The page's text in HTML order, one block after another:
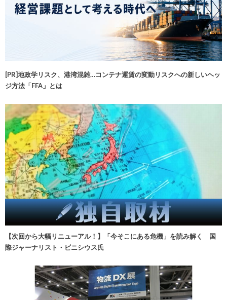
[PR]地政学リスク、港湾混雑…コンテナ運賃の変動リスクへの新しいヘッ
ジ方法「FFA」とは
【次回から大幅リニューアル！】「今そこにある危機」を読み解く 国
際ジャーナリスト・ビニシウス氏